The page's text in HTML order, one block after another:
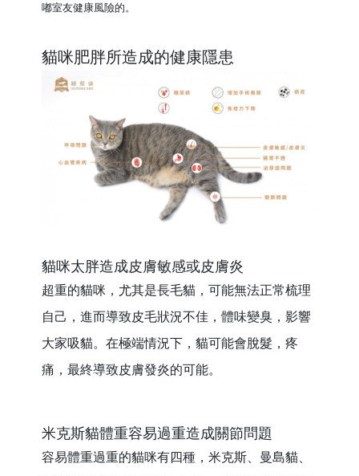
嘟室友健康風險的。
貓咪肥胖所造成的健康隱患
貓咪太胖造成皮膚敏感或皮膚炎
超重的貓咪，尤其是長毛貓，可能無法正常梳理
自己，進而導致皮毛狀況不佳，體味變臭，影響
大家吸貓。在極端情況下，貓可能會脫髮，疼
痛，最終導致皮膚發炎的可能。
米克斯貓體重容易過重造成關節問題
容易體重過重的貓咪有四種，米克斯、曼島貓、